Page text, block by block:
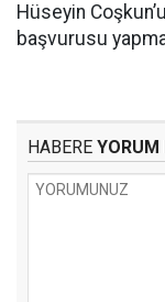
Hüseyin
başvurusu
HABERE YORUM